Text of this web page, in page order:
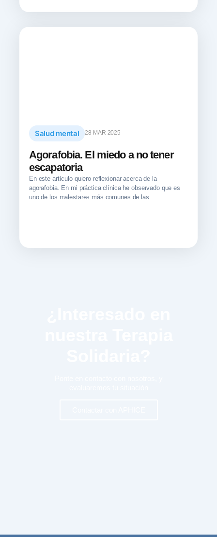
Salud mental 28 MAR 2025
Agorafobia. El miedo a no tener
escapatoria
En este artículo quiero reflexionar acerca de la
agorafobia. En mi práctica clínica he observado que es
uno de los malestares más comunes de las...